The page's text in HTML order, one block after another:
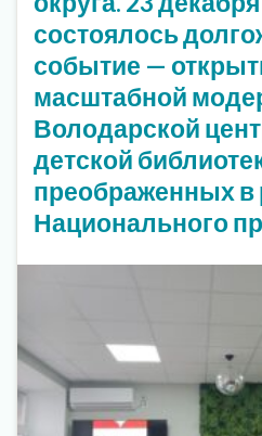
состоялось
событие —
масштабной
Володарской
детской
преображенных в
Национального